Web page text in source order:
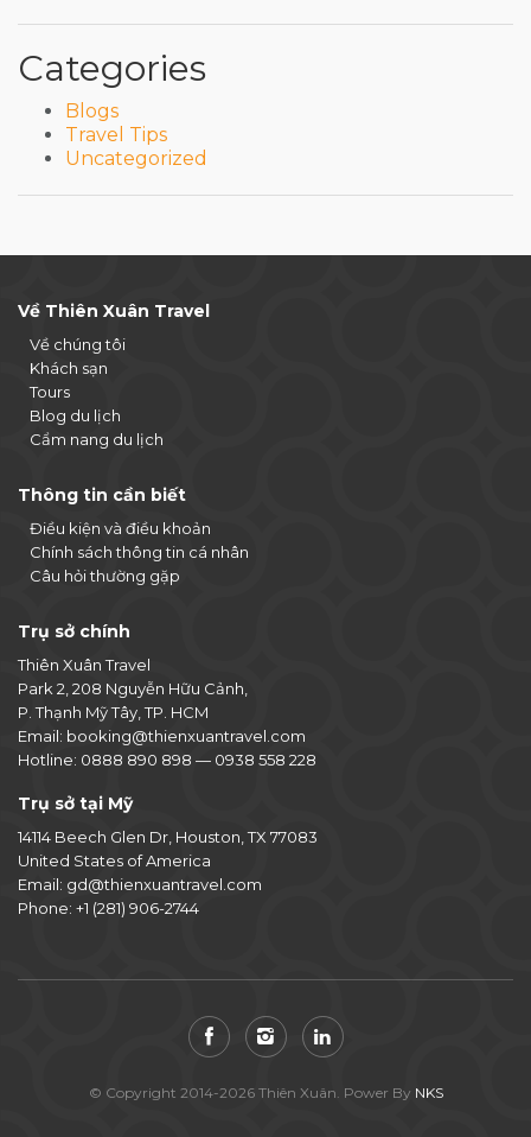
Categories
Blogs
Travel Tips
Uncategorized
Về Thiên Xuân Travel
Về chúng tôi
Khách sạn
Tours
Blog du lịch
Cẩm nang du lịch
Thông tin cần biết
Điều kiện và điều khoản
Chính sách thông tin cá nhân
Câu hỏi thường gặp
Trụ sở chính
Thiên Xuân Travel
Park 2, 208 Nguyễn Hữu Cảnh,
P. Thạnh Mỹ Tây, TP. HCM
Email: booking@thienxuantravel.com
Hotline: 0888 890 898 — 0938 558 228
Trụ sở tại Mỹ
14114 Beech Glen Dr, Houston, TX 77083
United States of America
Email: gd@thienxuantravel.com
Phone: +1 (281) 906-2744
© Copyright 2014-2026 Thiên Xuân. Power By NKS